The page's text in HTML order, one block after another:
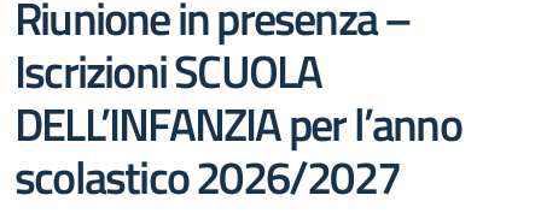
Riunione in presenza –
Iscrizioni SCUOLA
DELL’INFANZIA per l’anno
scolastico 2026/2027